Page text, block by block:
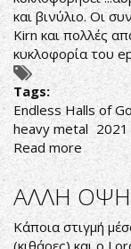
και βινύλιο. Οι
Kirn και πολλές
κυκλοφορία του
Tags:
Endless Halls of
heavy metal 2021
Read more about
Blazon
Rite-
Endless
Halls
of
ΑΛΛΗ
Κάποια στιγμή
(κιθάρες) και ο